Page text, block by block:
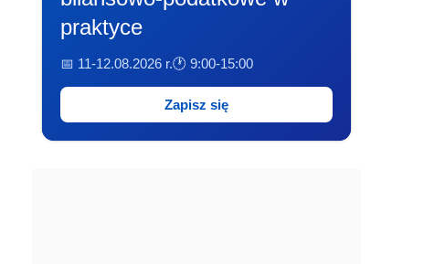
praktyce
📅 11-12.08.2026 r.🕐 9:00-15:00
Zapisz się